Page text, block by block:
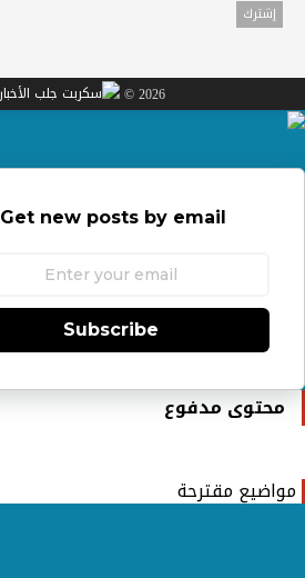
2026 ©
Get new posts by email:
Subscribe
محتوى مدفوع
مواضيع مقترحة